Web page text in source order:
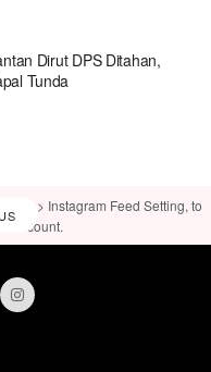
Dirut DPS Ditahan,
Tunda
> Instagram Feed Setting, to
account.